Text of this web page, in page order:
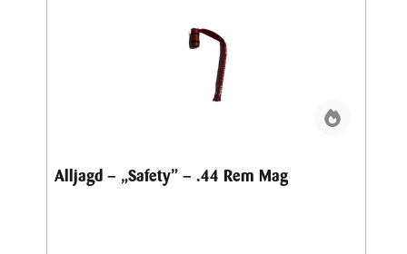
Alljagd – „Safety” – .44 Rem Mag